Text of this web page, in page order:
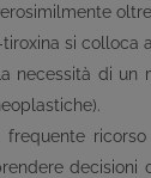
si colloca
necessità di un
frequente
decisioni